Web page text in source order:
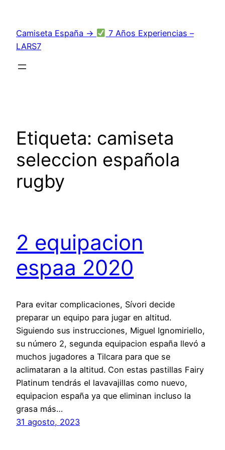
contenido
Camiseta España →
7 Años Experiencias –
LARS7
Etiqueta: camiseta
seleccion española
rugby
2 equipacion
espaa 2020
Para evitar complicaciones, Sívori decide
preparar un equipo para jugar en altitud.
Siguiendo sus instrucciones, Miguel Ignomiriello,
su número 2, segunda equipacion españa llevó a
muchos jugadores a Tilcara para que se
aclimataran a la altitud. Con estas pastillas Fairy
Platinum tendrás el lavavajillas como nuevo,
equipacion españa ya que eliminan incluso la
grasa más…
31 agosto, 2023